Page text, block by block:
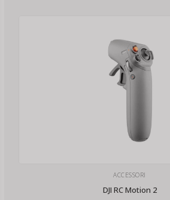
ACCESSORI
DJI RC Motion 2